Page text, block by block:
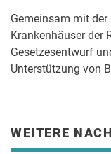
Gemeinsam mit
Krankenhäuser der
Gesetzesentwurf
Unterstützung von
WEITERE